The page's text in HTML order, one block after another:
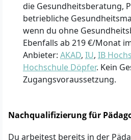
die Gesundheitsberatung,
betriebliche
wenn du ohne
Ebenfalls ab 219 €/Monat
Anbieter: AKAD, IU, IB
Hochschule Döpfer. Kein
Zugangsvoraussetzung.
Nachqualifizierung für
Du arbeitest bereits in der